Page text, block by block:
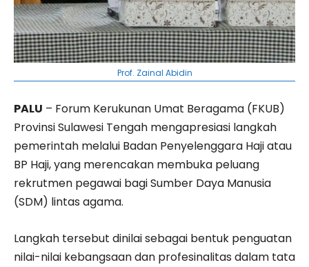
Prof. Zainal Abidin
PALU – Forum Kerukunan Umat Beragama (FKUB)
Provinsi Sulawesi Tengah mengapresiasi langkah
pemerintah melalui Badan Penyelenggara Haji atau
BP Haji, yang merencakan membuka peluang
rekrutmen pegawai bagi Sumber Daya Manusia
(SDM) lintas agama.
Langkah tersebut dinilai sebagai bentuk penguatan
nilai-nilai kebangsaan dan profesinalitas dalam tata